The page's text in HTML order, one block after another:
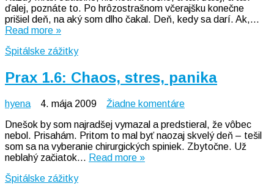
Sedemnásť
spiniek
ďalej, poznáte to. Po hrôzostrašnom včerajšku konečne
prišiel deň, na aký som dlho čakal. Deň, kedy sa darí. Ak,…
Read more »
Špitálske zážitky
Prax 1.6: Chaos, stres, panika
hyena 4. mája 2009 Žiadne komentárena
1.6:
Chaos,
stres,
Dnešok by som najradšej vymazal a predstieral, že vôbec
nebol. Prisahám. Pritom to mal byť naozaj skvelý deň – tešil
som sa na vyberanie chirurgických spiniek. Zbytočne. Už
neblahý začiatok… Read more »
Špitálske zážitky